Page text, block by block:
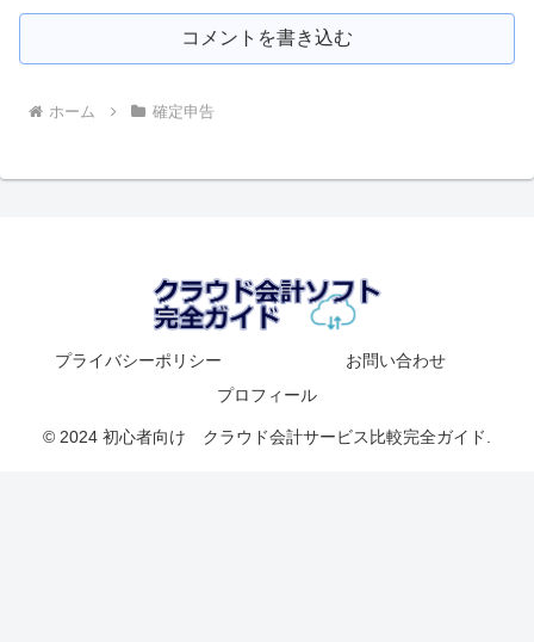
コメントを書き込む
ホーム 確定申告
プライバシーポリシー
お問い合わせ
プロフィール
© 2024 初心者向け クラウド会計サービス比較完全ガイド.